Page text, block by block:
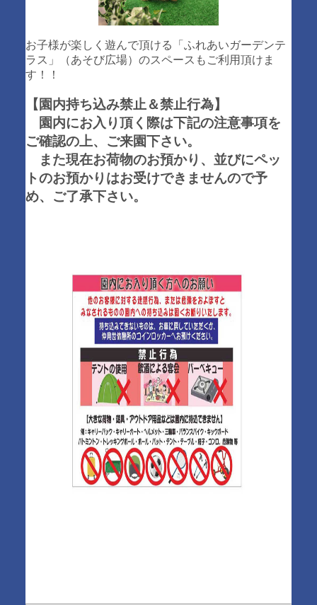
お子様が楽しく遊んで頂ける「ふれあいガーデンテ
ラス」（あそび広場）のスペースもご利用頂けま
す！！
【園内持ち込み禁止＆禁止行為】
園内にお入り頂く際は下記の注意事項を
ご確認の上、ご来園下さい。
また現在お荷物のお預かり、並びにペッ
トのお預かりはお受けできませんので予
め、ご了承下さい。